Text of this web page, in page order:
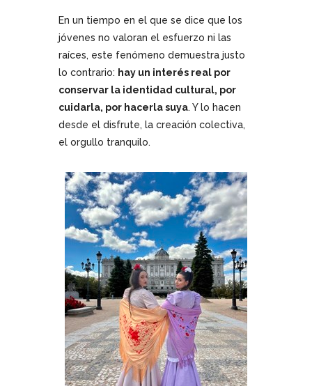
En un tiempo en el que se dice que los
jóvenes no valoran el esfuerzo ni las
raíces, este fenómeno demuestra justo
lo contrario: hay un interés real por
conservar la identidad cultural, por
cuidarla, por hacerla suya. Y lo hacen
desde el disfrute, la creación colectiva,
el orgullo tranquilo.